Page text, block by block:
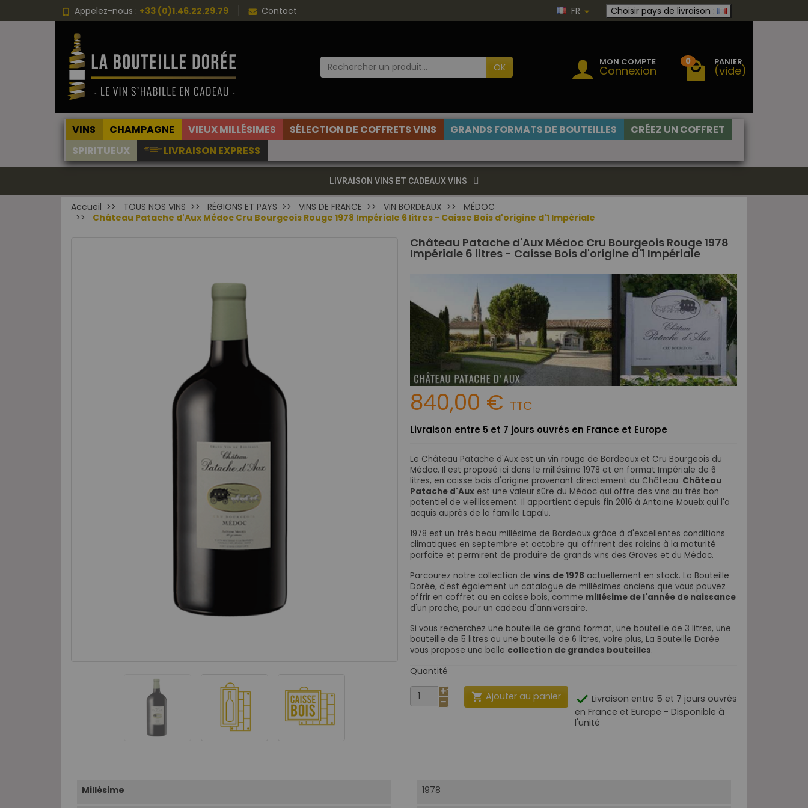
Appelez-nous : +33 (0)1.46.22.29.79 Contact FR Choisir pays de livraison :
OK MON COMPTE
Connexion
0 PANIER
(vide)
VINS CHAMPAGNE VIEUX MILLÉSIMES SÉLECTION DE COFFRETS VINS GRANDS FORMATS DE BOUTEILLES
CRÉEZ UN COFFRET
SPIRITUEUX
LIVRAISON EXPRESS
LIVRAISON VINS ET CADEAUX VINS
Accueil TOUS NOS VINS RÉGIONS ET PAYS VINS DE FRANCE VIN BORDEAUX
MÉDOC
Château Patache d'Aux Médoc Cru Bourgeois Rouge 1978 Impériale 6 litres - Caisse Bois d'origine d'1 Impériale
Château Patache d'Aux Médoc Cru Bourgeois Rouge 1978
Impériale 6 litres - Caisse Bois d'origine d'1 Impériale
840,00 € TTC
Livraison entre 5 et 7 jours ouvrés en France et Europe
Le Château Patache d'Aux est un vin rouge de Bordeaux et Cru Bourgeois du
Médoc. Il est proposé ici dans le millésime 1978 et en format Impériale de 6
litres, en caisse bois d'origine provenant directement du Château. Château
Patache d'Aux est une valeur sûre du Médoc qui offre des vins au très bon
potentiel de vieillissement. Il appartient depuis fin 2016 à Antoine Moueix qui l'a
acquis auprès de la famille Lapalu.
1978 est un très beau millésime de Bordeaux grâce à d'excellentes conditions
climatiques en septembre et octobre qui offrirent des raisins à la maturité
parfaite et permirent de produire de grands vins des Graves et du Médoc.
Parcourez notre collection de vins de 1978 actuellement en stock. La Bouteille
Dorée, c'est également un catalogue de millésimes anciens que vous pouvez
offrir en coffret ou en caisse bois, comme millésime de l'année de naissance
d'un proche, pour un cadeau d'anniversaire.
Si vous recherchez une bouteille de grand format, une bouteille de 3 litres, une
bouteille de 5 litres ou une bouteille de 6 litres, voire plus, La Bouteille Dorée
vous propose une belle collection de grandes bouteilles.
Quantité
 Ajouter au panier  Livraison entre 5 et 7 jours ouvrés
en France et Europe - Disponible à
l'unité
Millésime 1978